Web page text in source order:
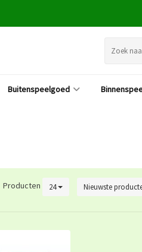
Buitenspeelgoed
Producten 24 Nieuwste